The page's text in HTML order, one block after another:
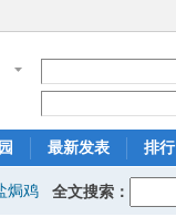
最新发表 排行
焗鸡 全文搜索：